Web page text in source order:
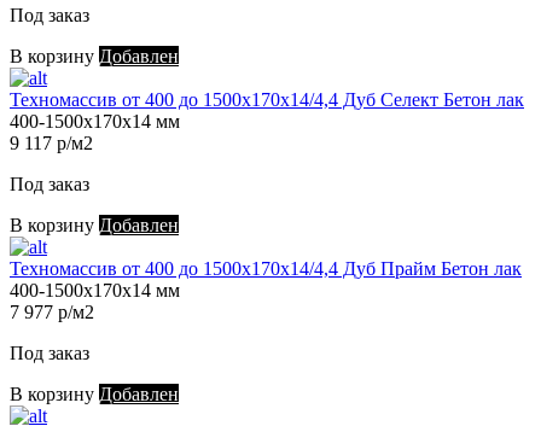
Под заказ
В корзину Добавлен
Техномассив от 400 до 1500х170х14/4,4 Дуб Селект Бетон лак
400-1500х170х14 мм
9 117 р/м2
Под заказ
В корзину Добавлен
Техномассив от 400 до 1500х170х14/4,4 Дуб Прайм Бетон лак
400-1500х170х14 мм
7 977 р/м2
Под заказ
В корзину Добавлен